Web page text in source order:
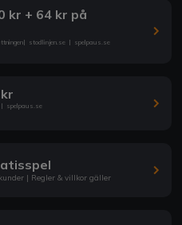
kr + 64 kr på
| stodlinjen.se | spelpaus.se
| spelpaus.se
| Regler & villkor gäller